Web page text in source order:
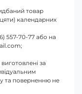
товар
календарних
557-70-77 або на
за
та поверненню не